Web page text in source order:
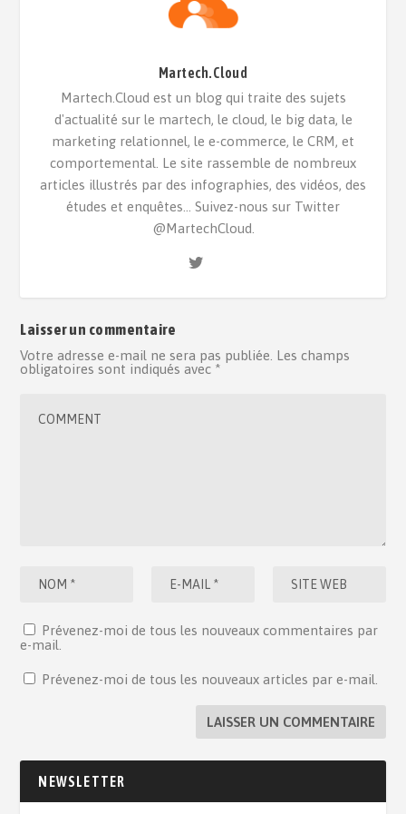
Martech.Cloud
Martech.Cloud est un blog qui traite des sujets
d'actualité sur le martech, le cloud, le big data, le
marketing relationnel, le e-commerce, le CRM, et
comportemental. Le site rassemble de nombreux
articles illustrés par des infographies, des vidéos, des
études et enquêtes... Suivez-nous sur Twitter
@MartechCloud.
Laisser un commentaire
Votre adresse e-mail ne sera pas publiée. Les champs
obligatoires sont indiqués avec *
Prévenez-moi de tous les nouveaux commentaires par
e-mail.
Prévenez-moi de tous les nouveaux articles par e-mail.
NEWSLETTER